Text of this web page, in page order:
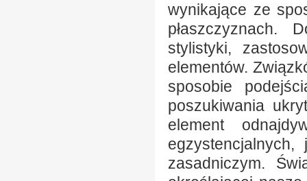
wynikające ze
płaszczyznach.
stylistyki,
elementów.
sposobie
poszukiwania
element
zasadniczym.